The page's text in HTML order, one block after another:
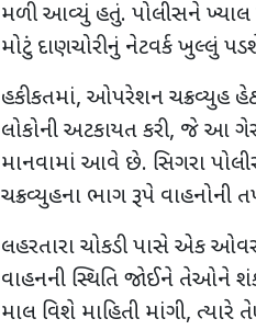
મળી આવ્યું હતું. પોલીસને ખ્યાલ
મોટું દાણચોરીનું નેટવર્ક ખુલ્લું
હકીકતમાં, ઓપરેશન ચક્રવ્યુહ
લોકોની અટકાયત કરી, જે આ
માનવામાં આવે છે. સિગરા
ચક્રવ્યુહના ભાગ રૂપે વાહનોની
લહરતારા ચોકડી પાસે એક
વાહનની સ્થિતિ જોઈને તેઓને
માલ વિશે માહિતી માંગી, ત્યારે